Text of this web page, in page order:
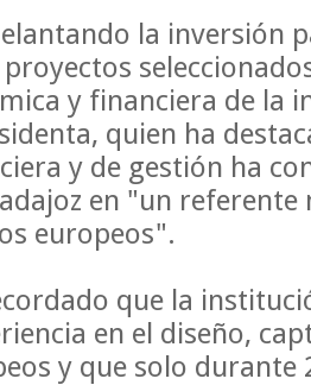
la inversión
y financiera de la
quien ha
y de gestión ha
en "un referente
europeos".
que la
en el diseño,
y que solo durante